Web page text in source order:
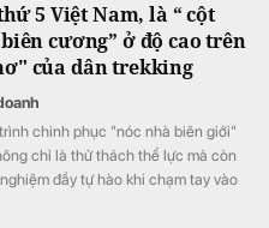
5 Việt Nam, là “ cột
cương” ở độ cao trên
của dân trekking
chinh phục "nóc nhà biên giới"
chỉ là thử thách thể lực mà còn
đầy tự hào khi chạm tay vào